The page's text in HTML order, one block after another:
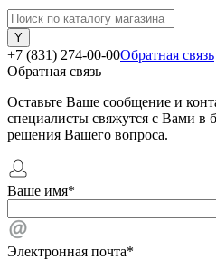
+7 (831) 274-00-00Обратная связь
Обратная связь
Оставьте Ваше сообщение и
специалисты свяжутся с Вами в
решения Вашего вопроса.
Ваше имя*
Электронная почта*